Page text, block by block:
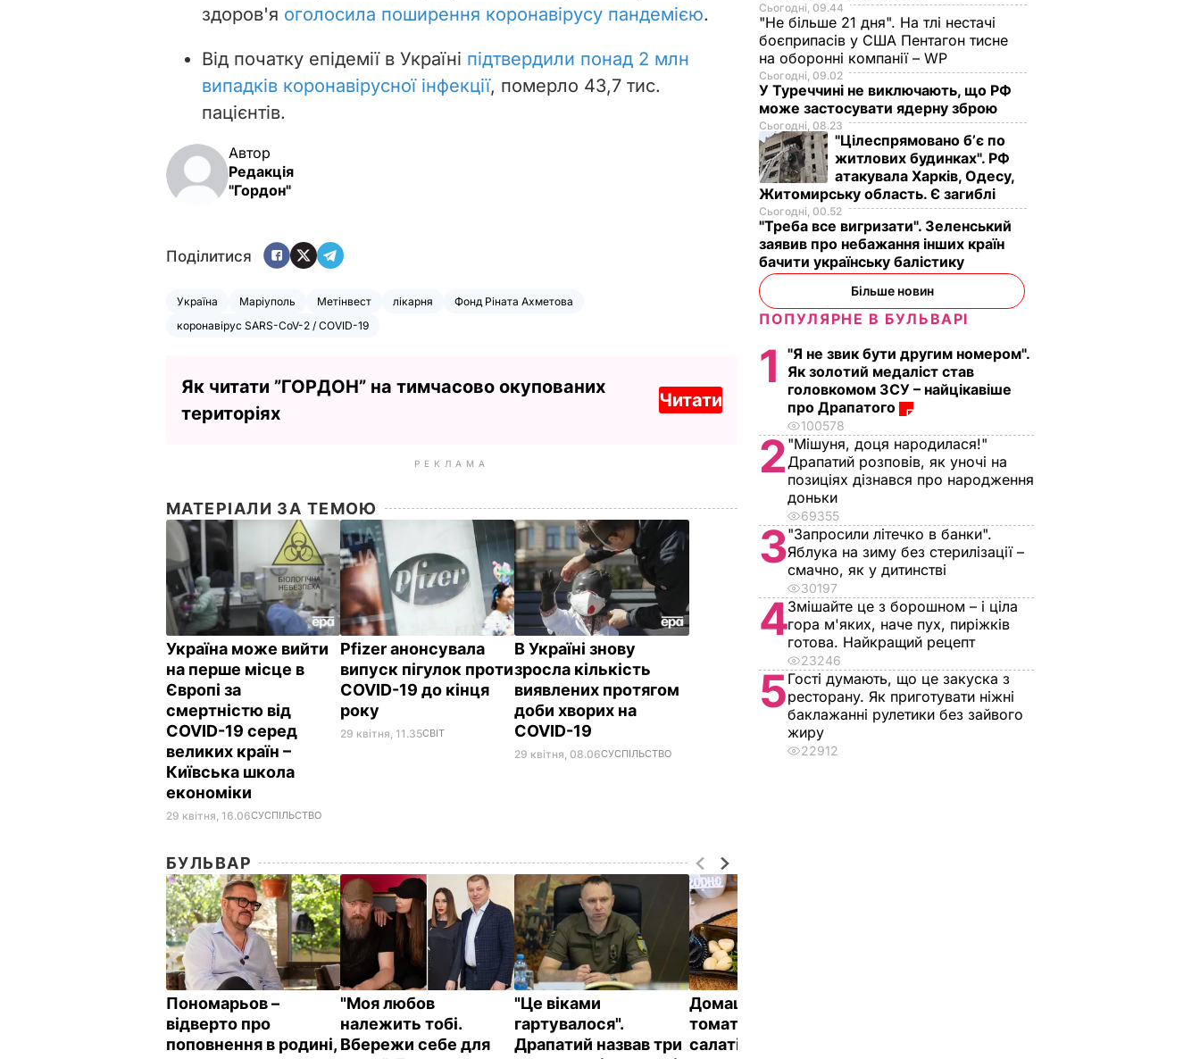
здоров'я оголосила поширення коронавірусу пандемією.
Від початку епідемії в Україні підтвердили понад 2 млн
випадків коронавірусної інфекції, померло 43,7 тис.
пацієнтів.
Автор
Редакція
"Гордон"
Поділитися
Україна Маріуполь Метінвест лікарня
Фонд Ріната Ахметова
коронавірус SARS-CoV-2 / COVID-19
Як читати ”ГОРДОН” на тимчасово окупованих
територіях
Читати
РЕКЛАМА
МАТЕРІАЛИ ЗА ТЕМОЮ
Україна може вийти
на перше місце в
Європі за
смертністю від
COVID-19 серед
великих країн –
Київська школа
економіки
29 квітня, 16.06СУСПІЛЬСТВО
Pfizer анонсувала
випуск пігулок проти
COVID-19 до кінця
року
29 квітня, 11.35СВІТ
В Україні знову
зросла кількість
виявлених протягом
доби хворих на
COVID-19
29 квітня, 08.06СУСПІЛЬСТВО
БУЛЬВАР
Пономарьов –
відверто про
поповнення в родині,
"Моя любов
належить тобі.
Вбережи себе для
"Це віками
гартувалося".
Драпатий назвав три
Домашні в’ялені
томати до піци,
салатів і на
Сьогодні, 09.44
"Не більше 21 дня". На тлі нестачі
боєприпасів у США Пентагон тисне
на оборонні компанії – WP
Сьогодні, 09.02
У Туреччині не виключають, що РФ
може застосувати ядерну зброю
Сьогодні, 08.23
"Цілеспрямовано бʼє по
житлових будинках". РФ
атакувала Харків, Одесу,
Житомирську область. Є загиблі
Сьогодні, 00.52
"Треба все вигризати". Зеленський
заявив про небажання інших країн
бачити українську балістику
Більше новин
ПОПУЛЯРНЕ В БУЛЬВАРІ
1
"Я не звик бути другим номером".
Як золотий медаліст став
головкомом ЗСУ – найцікавіше
про Драпатого
100578
2 "Мішуня, доця народилася!"
Драпатий розповів, як уночі на
позиціях дізнався про народження
доньки
69355
3"Запросили літечко в банки".
Яблука на зиму без стерилізації –
смачно, як у дитинстві
30197
4Змішайте це з борошном – і ціла
гора м'яких, наче пух, пиріжків
готова. Найкращий рецепт
23246
5Гості думають, що це закуска з
ресторану. Як приготувати ніжні
баклажанні рулетики без зайвого
жиру
22912